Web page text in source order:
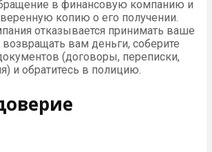
в финансовую компанию и
копию о его получении.
отказывается принимать ваше
вам деньги, соберите
(договоры, переписки,
и обратитесь в полицию.